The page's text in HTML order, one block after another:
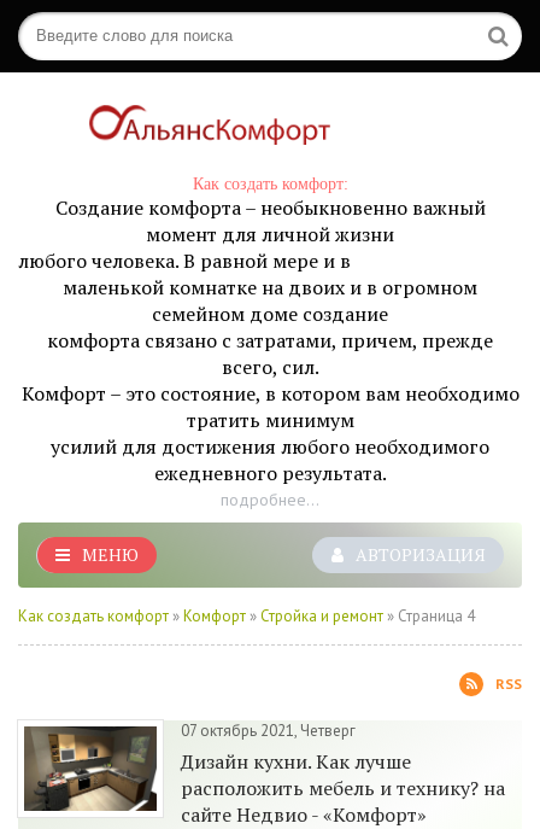
Как создать комфорт:
Создание комфорта – необыкновенно важный
момент для личной жизни
любого человека. В равной мере и в
маленькой комнатке на двоих и в огромном
семейном доме создание
комфорта связано с затратами, причем, прежде
всего, сил.
Комфорт – это состояние, в котором вам необходимо
тратить минимум
усилий для достижения любого необходимого
ежедневного результата.
подробнее...
АВТОРИЗАЦИЯ
МЕНЮ
Как создать комфорт »Комфорт »Стройка и ремонт » Страница 4
RSS
07 октябрь 2021, Четверг
Дизайн кухни. Как лучше
расположить мебель и технику? на
сайте Недвио - «Комфорт»